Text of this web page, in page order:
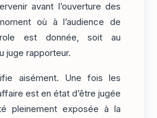
avant l’ouverture des
où à l’audience de
est donnée, soit au
juge rapporteur.
aisément. Une fois les
est en état d’être jugée
pleinement exposée à la